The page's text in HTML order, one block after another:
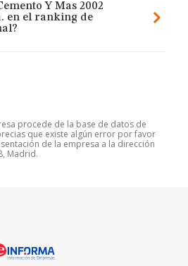
Y Mas 2002
en el ranking de
procede de la base de datos de
que existe algún error por favor
de la empresa a la dirección
Madrid.